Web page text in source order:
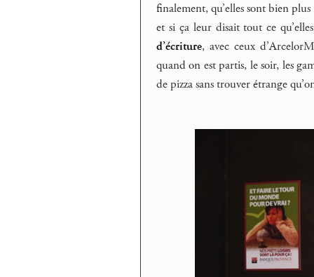
finalement, qu’elles sont bien
et si ça leur disait tout ce
d’écriture, avec ceux
quand on est partis, le soir, les
de pizza sans trouver étrange